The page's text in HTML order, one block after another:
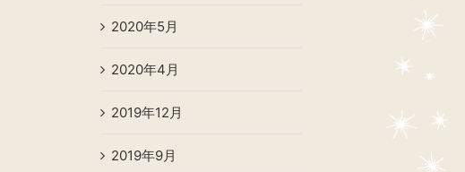
2020年5月
2020年4月
2019年12月
2019年9月